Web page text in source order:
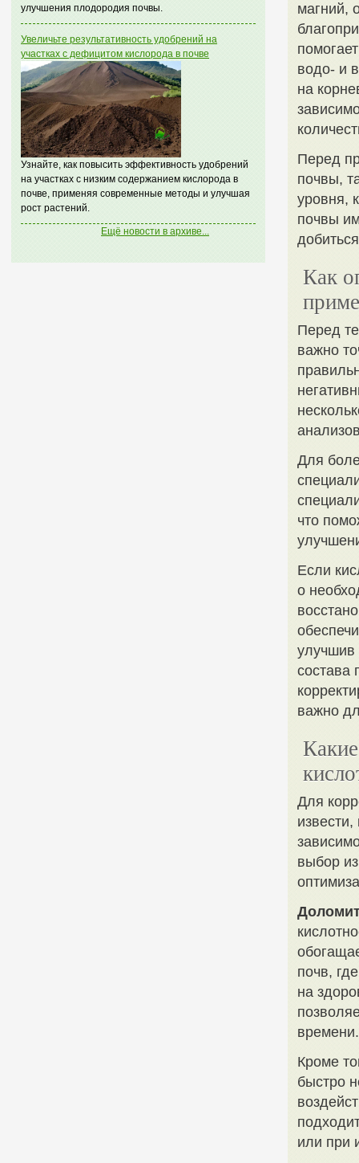
улучшения плодородия почвы.
Увеличьте результативность удобрений на
участках с дефицитом кислорода в почве
Узнайте, как повысить эффективность удобрений
на участках с низким содержанием кислорода в
почве, применяя современные методы и улучшая
рост растений.
Ещё новости в архиве...
магний,
водо- и
на
Перед
почвы,
уровня,
почвы
Как
Перед
важно
Для
что
Если
о
улучшив
состава
важно
Для
выбор
почв,
на
времени.
Кроме
быстро
или при